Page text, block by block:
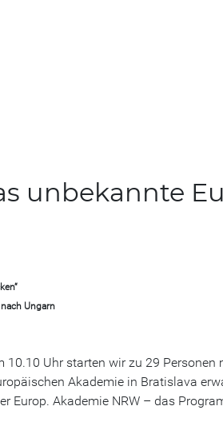
unbekannte
Ungarn
10.10 Uhr starten wir zu 29
Akademie in Bratislava
Europ. Akademie NRW – das